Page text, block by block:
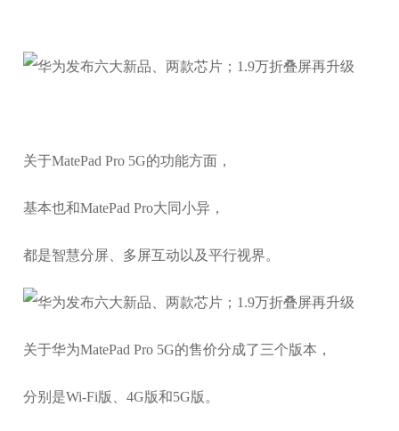
关于MatePad Pro 5G的功能方面，
基本也和MatePad Pro大同小异，
都是智慧分屏、多屏互动以及平行视界。
关于华为MatePad Pro 5G的售价分成了三个版本，
分别是Wi-Fi版、4G版和5G版。